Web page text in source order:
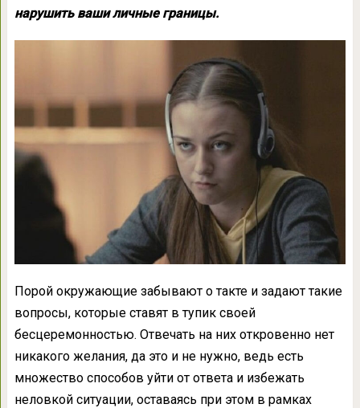
нарушить ваши личные границы.
Порой окружающие забывают о такте и задают такие
вопросы, которые ставят в тупик своей
бесцеремонностью. Отвечать на них откровенно нет
никакого желания, да это и не нужно, ведь есть
множество способов уйти от ответа и избежать
неловкой ситуации, оставаясь при этом в рамках